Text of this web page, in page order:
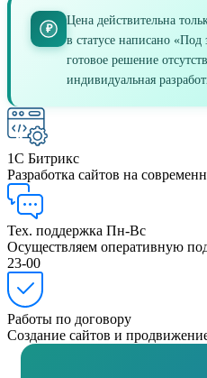
₽
Цена действительна
в статусе написано
готовое решение
индивидуальная
1C Битрикс
Разработка сайтов на
Тех. поддержка Пн-Вс
Осуществляем оперативную
23-00
Работы по договору
Создание сайтов и